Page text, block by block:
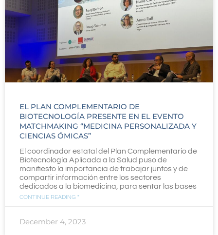
EL PLAN COMPLEMENTARIO DE
BIOTECNOLOGÍA PRESENTE EN EL EVENTO
MATCHMAKING “MEDICINA PERSONALIZADA Y
CIENCIAS ÓMICAS”
El coordinador estatal del Plan Complementario de
Biotecnología Aplicada a la Salud puso de
manifiesto la importancia de trabajar juntos y de
compartir información entre los sectores
dedicados a la biomedicina, para sentar las bases
CONTINUE READING "
December 4, 2023